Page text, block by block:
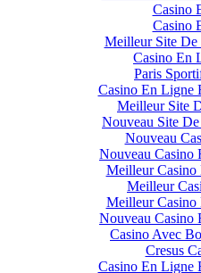
Casino
Casino
Meilleur Site
Casino En
Paris
Casino En Ligne
Meilleur Site
Nouveau Site
Nouveau
Nouveau Casino
Meilleur Casino
Meilleur
Meilleur Casino
Nouveau Casino
Casino Avec
Cresus
Casino En Ligne